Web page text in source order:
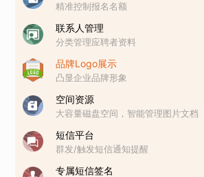
精准控制报名名额
联系人管理
分类管理应聘者资料
品牌Logo展示
凸显企业品牌形象
空间资源
大容量磁盘空间，智能管理图片文档
短信平台
群发/触发短信通知提醒
专属短信签名